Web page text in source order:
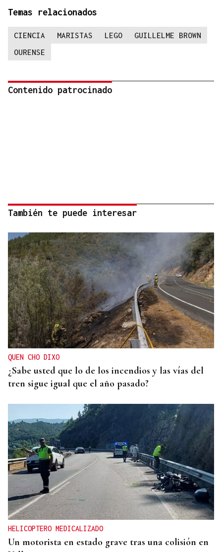
Temas relacionados
CIENCIA MARISTAS LEGO
GUILLELME BROWN
OURENSE
Contenido patrocinado
También te puede interesar
QUEN CHO DIXO
¿Sabe usted que lo de los incendios y las vías del
tren sigue igual que el año pasado?
HELICOPTERO MEDICALIZADO
Un motorista en estado grave tras una colisión en